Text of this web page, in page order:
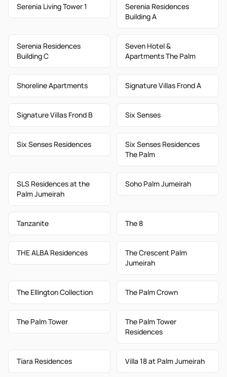
Serenia Living Tower 1
Serenia Residences
Building A
Serenia Residences
Building C
Seven Hotel &
Apartments The Palm
Shoreline Apartments Signature Villas Frond A
Signature Villas Frond B Six Senses
Six Senses Residences
Six Senses Residences
The Palm
SLS Residences at the
Palm Jumeirah
Soho Palm Jumeirah
Tanzanite The 8
THE ALBA Residences
The Crescent Palm
Jumeirah
The Ellington Collection The Palm Crown
The Palm Tower
The Palm Tower
Residences
Tiara Residences Villa 18 at Palm Jumeirah